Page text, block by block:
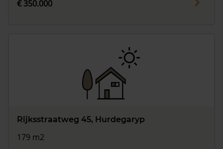
€ 350.000
Rijksstraatweg 45, Hurdegaryp
179 m2